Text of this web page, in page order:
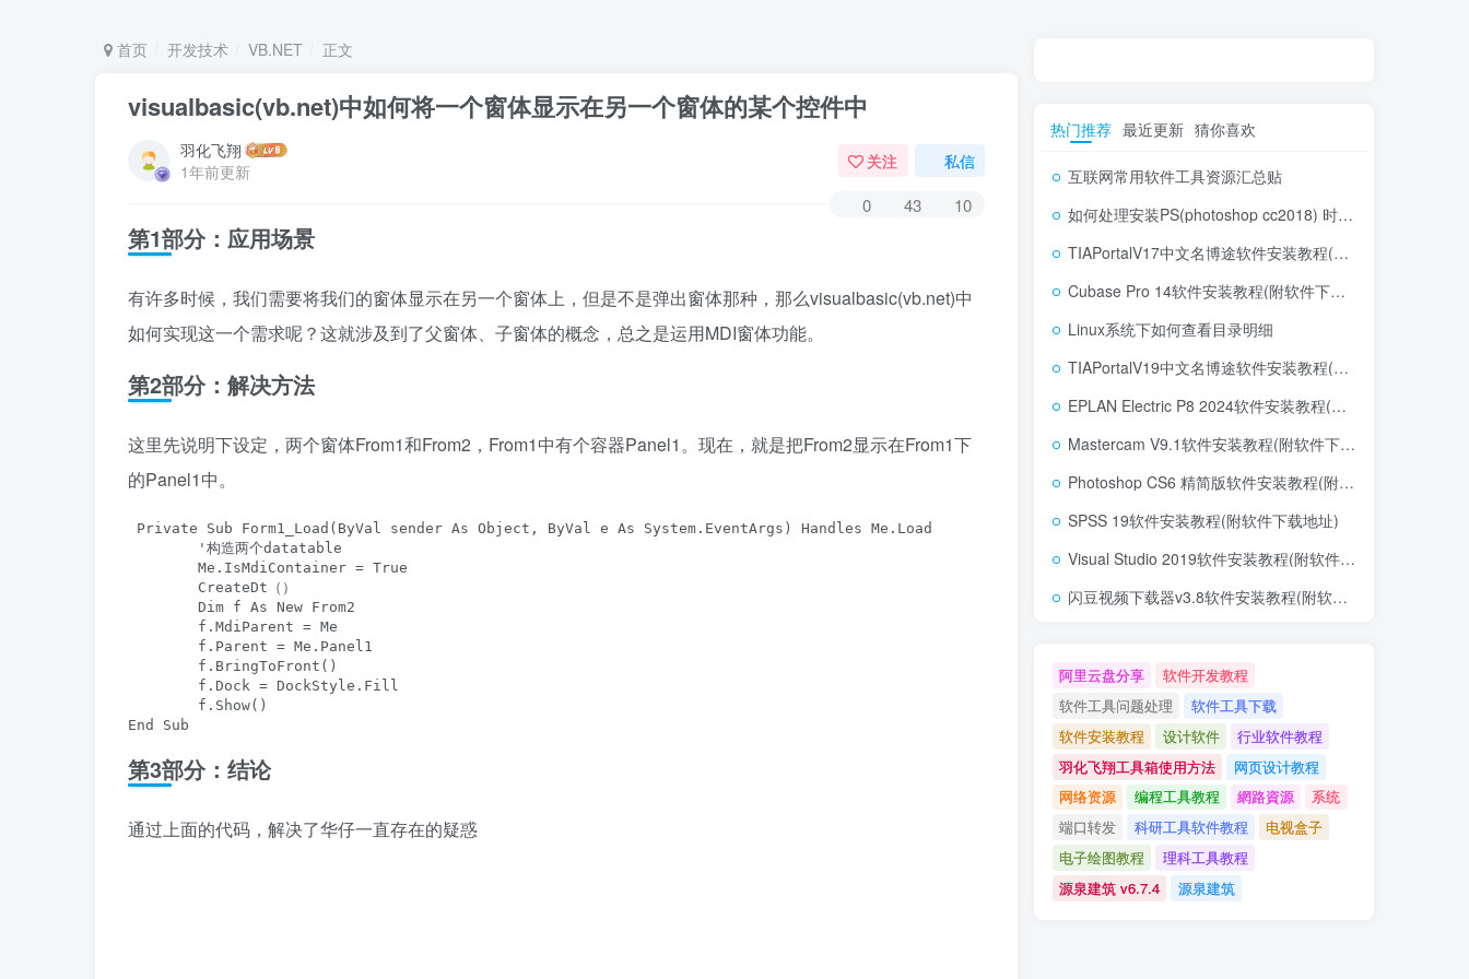
首页 开发技术 VB.NET 正文
visualbasic(vb.net)中如何将一个窗体显示在另一个窗体的某个控件中
羽化飞翔
1年前更新
关注 私信
0 43 10
第1部分：应用场景
有许多时候，我们需要将我们的窗体显示在另一个窗体上，但是不是弹出窗体那种，那么visualbasic(vb.net)中
如何实现这一个需求呢？这就涉及到了父窗体、子窗体的概念，总之是运用MDI窗体功能。
第2部分：解决方法
这里先说明下设定，两个窗体From1和From2，From1中有个容器Panel1。现在，就是把From2显示在From1下
的Panel1中。
Private Sub Form1_Load(ByVal sender As Object, ByVal e As System.EventArgs) Handles Me.Load
'构造两个datatable
Me.IsMdiContainer = True
CreateDt（）
Dim f As New From2
f.MdiParent = Me
f.Parent = Me.Panel1
f.BringToFront()
f.Dock = DockStyle.Fill
f.Show()
End Sub
第3部分：结论
通过上面的代码，解决了华仔一直存在的疑惑
热门推荐 最近更新 猜你喜欢
互联网常用软件工具资源汇总贴
如何处理安装PS(photoshop cc2018) 时，提示系统或者IE浏览器需要升级
TIAPortalV17中文名博途软件安装教程(附软件下载地址)
Cubase Pro 14软件安装教程(附软件下载地址)
Linux系统下如何查看目录明细
TIAPortalV19中文名博途软件安装教程(附软件下载地址)
EPLAN Electric P8 2024软件安装教程(附软件下载地址)
Mastercam V9.1软件安装教程(附软件下载地址)
Photoshop CS6 精简版软件安装教程(附软件下载地址)
SPSS 19软件安装教程(附软件下载地址)
Visual Studio 2019软件安装教程(附软件下载地址)
闪豆视频下载器v3.8软件安装教程(附软件下载地址)
阿里云盘分享
软件开发教程
软件工具问题处理
软件工具下载
软件安装教程
设计软件
行业软件教程
羽化飞翔工具箱使用方法
网页设计教程
网络资源
编程工具教程 網路資源
系统
端口转发
科研工具软件教程
电视盒子
电子绘图教程
理科工具教程
源泉建筑 v6.7.4
源泉建筑